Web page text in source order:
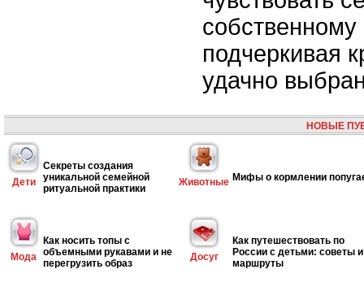
подчеркивая
удачно
НОВЫЕ
Дети
Секреты создания
уникальной семейной
ритуальной практики
Животные Мифы о кормлении
Мода
Как носить топы с
объемными рукавами и не
перегрузить образ
Досуг
Как путешествовать по
России с детьми: советы и
маршруты